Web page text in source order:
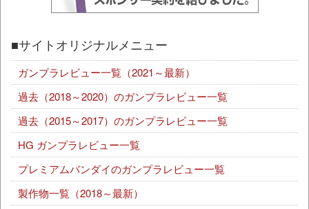
■サイトオリジナルメニュー
ガンプラレビュー一覧（2021～最新）
過去（2018～2020）のガンプラレビュー一覧
過去（2015～2017）のガンプラレビュー一覧
HG ガンプラレビュー一覧
プレミアムバンダイのガンプラレビュー一覧
製作物一覧（2018～最新）